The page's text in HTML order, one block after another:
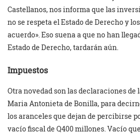
Castellanos, nos informa que las
no se respeta el Estado de Derecho y
acuerdo». Eso suena a que no han
Estado de Derecho, tardarán aún.
Impuestos
Otra novedad son las declaraciones
Maria Antonieta de Bonilla, para
los aranceles que dejan de percibirse
vacío fiscal de Q400 millones. Vacío